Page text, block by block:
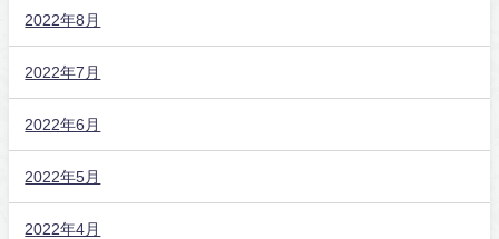
2022年8月
2022年7月
2022年6月
2022年5月
2022年4月